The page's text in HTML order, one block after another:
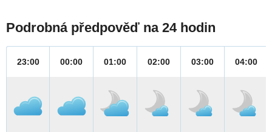
Podrobná předpověď na 24 hodin
23:00 00:00 01:00 02:00 03:00 04:00